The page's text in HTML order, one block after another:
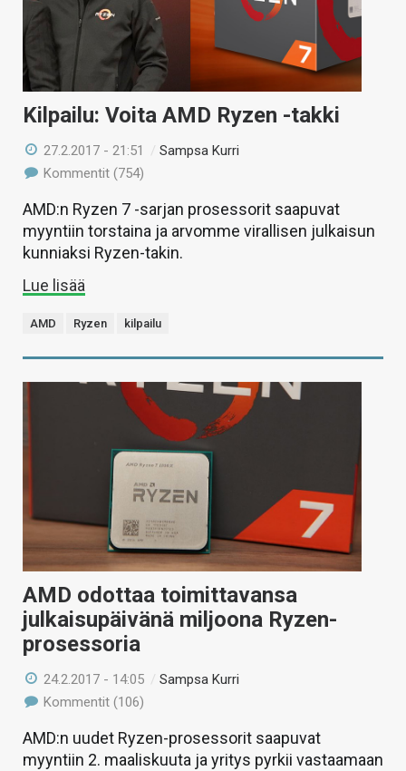
Kilpailu: Voita AMD Ryzen -takki
27.2.2017 - 21:51 /Sampsa Kurri
Kommentit (754)
AMD:n Ryzen 7 -sarjan prosessorit saapuvat
myyntiin torstaina ja arvomme virallisen julkaisun
kunniaksi Ryzen-takin.
Lue lisää
AMD Ryzen kilpailu
AMD odottaa toimittavansa
julkaisupäivänä miljoona Ryzen-
prosessoria
24.2.2017 - 14:05 /Sampsa Kurri
Kommentit (106)
AMD:n uudet Ryzen-prosessorit saapuvat
myyntiin 2. maaliskuuta ja yritys pyrkii vastaamaan